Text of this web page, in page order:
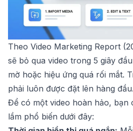
Theo Video Marketing Report
sẽ bỏ qua video trong 5 giây
mờ hoặc hiệu ứng quá rối mắt.
phải luôn được đặt lên hàng đầu.
Để có một video hoàn hảo, bạn
lầm phổ biến dưới đây: